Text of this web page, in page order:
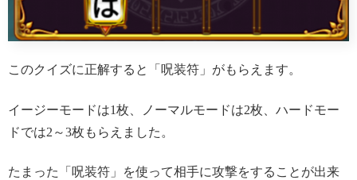
このクイズに正解すると「呪装符」がもらえます。
イージーモードは1枚、ノーマルモードは2枚、ハードモー
ドでは2～3枚もらえました。
たまった「呪装符」を使って相手に攻撃をすることが出来